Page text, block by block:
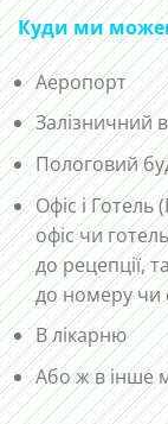
Куди ми
Аеропорт
Залізничний
Пологовий
Офіс і Готель
офіс чи
до рецепції,
до номеру чи
В лікарню
Або ж в інше